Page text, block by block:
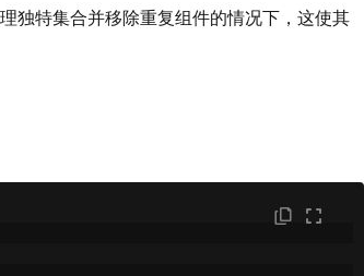
独特集合并移除重复组件的情况下，这使其